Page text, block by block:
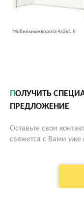
Мобильные ворота 4х2х1,5
ПОЛУЧИТЬ
ПРЕДЛОЖЕНИЕ
Оставьте свои
свяжется с Вами уже